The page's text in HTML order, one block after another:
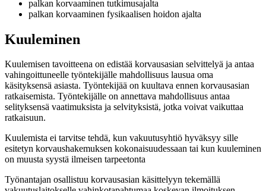
palkan korvaaminen tutkimusajalta
palkan korvaaminen fysikaalisen hoidon ajalta
Kuuleminen
Kuulemisen tavoitteena on edistää korvausasian selvittelyä ja antaa
vahingoittuneelle työntekijälle mahdollisuus lausua oma
käsityksensä asiasta. Työntekijää on kuultava ennen korvausasian
ratkaisemista. Työntekijälle on annettava mahdollisuus antaa
selityksensä vaatimuksista ja selvityksistä, jotka voivat vaikuttaa
ratkaisuun.
Kuulemista ei tarvitse tehdä, kun vakuutusyhtiö hyväksyy sille
esitetyn korvaushakemuksen kokonaisuudessaan tai kun kuuleminen
on muusta syystä ilmeisen tarpeetonta
Työnantajan osallistuu korvausasian käsittelyyn tekemällä